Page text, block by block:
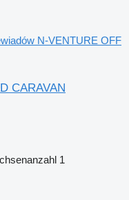
N-VENTURE OFF
CARAVAN
1